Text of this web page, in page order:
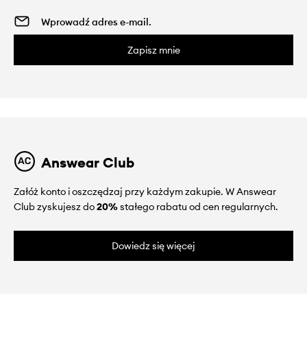
Zapisz mnie
Answear Club
Załóż konto i oszczędzaj przy każdym zakupie. W Answear
Club zyskujesz do20%stałego rabatu od cen regularnych.
Dowiedz się więcej